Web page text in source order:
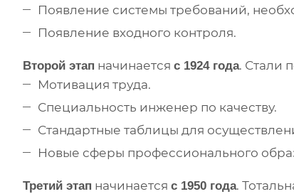
Появление системы требований,
Появление входного контроля.
Второй этап начинается с 1924 года. Стали
Мотивация труда.
Специальность инженер по качеству.
Стандартные таблицы для
Новые сферы профессионального
Третий этап начинается с 1950 года.